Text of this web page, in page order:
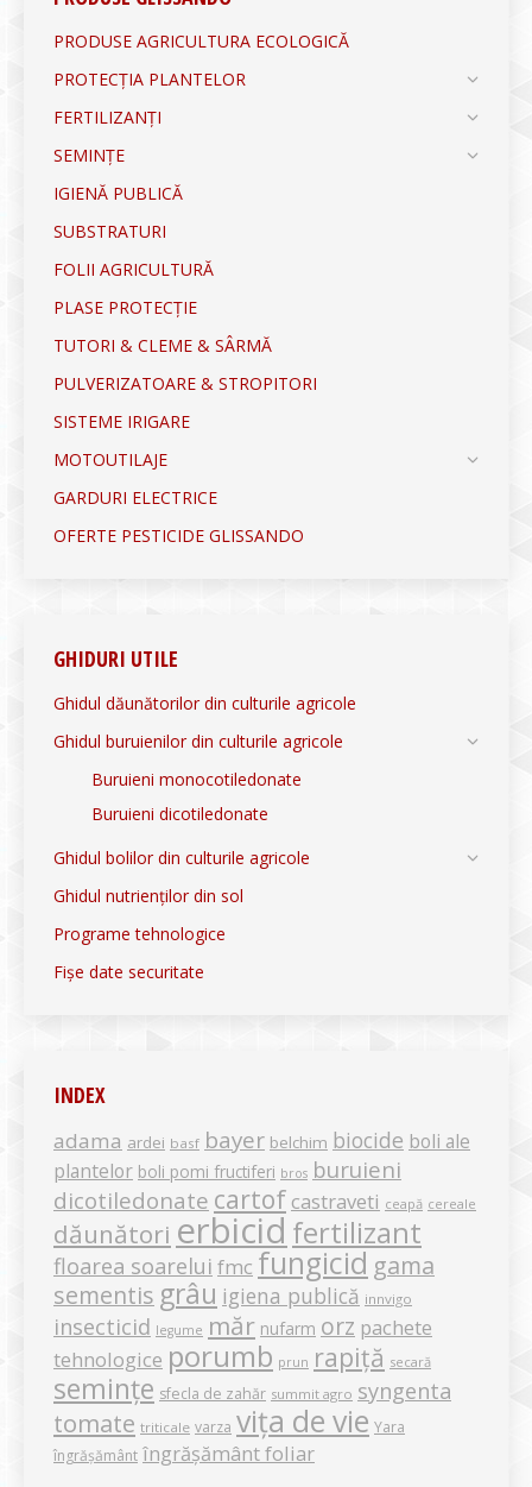
PRODUSE AGRICULTURA ECOLOGICĂ
PROTECȚIA PLANTELOR
FERTILIZANȚI
SEMINȚE
IGIENĂ PUBLICĂ
SUBSTRATURI
FOLII AGRICULTURĂ
PLASE PROTECȚIE
TUTORI & CLEME & SÂRMĂ
PULVERIZATOARE & STROPITORI
SISTEME IRIGARE
MOTOUTILAJE
GARDURI ELECTRICE
OFERTE PESTICIDE GLISSANDO
GHIDURI UTILE
Ghidul dăunătorilor din culturile agricole
Ghidul buruienilor din culturile agricole
Buruieni monocotiledonate
Buruieni dicotiledonate
Ghidul bolilor din culturile agricole
Ghidul nutrienților din sol
Programe tehnologice
Fișe date securitate
INDEX
adama ardei basf bayer belchim biocide boli ale
plantelor boli pomi fructiferi bros buruieni
dicotiledonate cartof castraveti ceapă cereale
dăunători erbicidfertilizant
floarea soarelui fmc fungicid gama
sementis grâu igiena publică innvigo
insecticid legume măr nufarm orz pachete
tehnologice porumb prun rapiță secară
semințe sfecla de zahăr summit agro syngenta
tomate triticale varza vița de vie Yara
îngrășământ îngrășământ foliar